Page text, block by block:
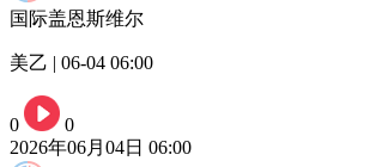
国际盖恩斯维尔
美乙 | 06-04 06:00
0
0
2026年06月04日 06:00